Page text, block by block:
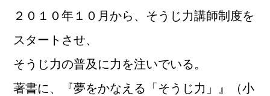
２０１０年１０月から、そうじ力講師制度を
スタートさせ、
そうじ力の普及に力を注いでいる。
著書に、『夢をかなえる「そうじ力」』（小